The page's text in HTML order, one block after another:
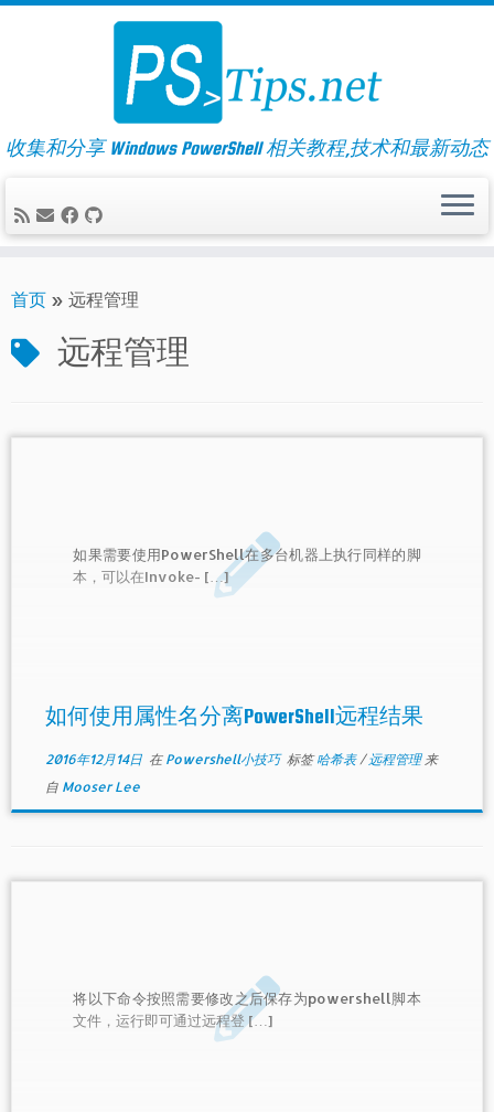
Skip
收集和分享 Windows PowerShell 相关教程,技术和最新动态
首页 » 远程管理
远程管理
如果需要使用PowerShell在多台机器上执行同样的脚
本，可以在Invoke- […]
如何使用属性名分离PowerShell远程结果
2016年12月14日在 Powershell小技巧 标签哈希表/远程管理 来
自 Mooser Lee
将以下命令按照需要修改之后保存为powershell脚本
文件，运行即可通过远程登 […]